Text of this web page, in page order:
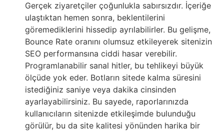
Gerçek ziyaretçiler çoğunlukla sabırsızdır. İçeriğe
ulaştıktan hemen sonra, beklentilerini
göremediklerini hissedip ayrılabilirler. Bu gelişme,
Bounce Rate oranını olumsuz etkileyerek sitenizin
SEO performansına ciddi hasar verebilir.
Programlanabilir sanal hitler, bu tehlikeyi büyük
ölçüde yok eder. Botların sitede kalma süresini
istediğiniz saniye veya dakika cinsinden
ayarlayabilirsiniz. Bu sayede, raporlarınızda
kullanıcıların sitenizde etkileşimde bulunduğu
görülür, bu da site kalitesi yönünden harika bir